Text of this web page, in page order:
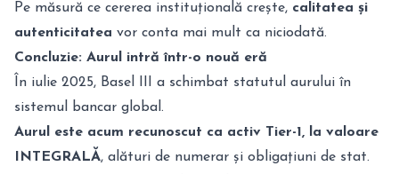
Pe măsură ce cererea instituțională crește, calitatea și
autenticitatea vor conta mai mult ca niciodată.
Concluzie: Aurul intră într-o nouă eră
În iulie 2025, Basel III a schimbat statutul aurului în
sistemul bancar global.
Aurul este acum recunoscut ca activ Tier-1, la valoare
INTEGRALĂ, alături de numerar și obligațiuni de stat.